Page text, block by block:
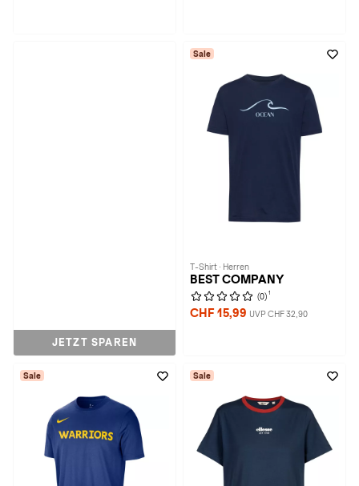
JETZT SPAREN
Sale
T-Shirt · Herren
BEST COMPANY
(0) 1
CHF 15,99 UVP CHF 32,90
Sale Sale